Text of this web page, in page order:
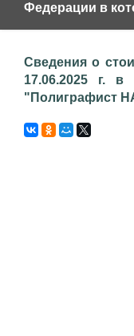
Федерации в
Сведения о
17.06.2025 г. в
"Полиграфист